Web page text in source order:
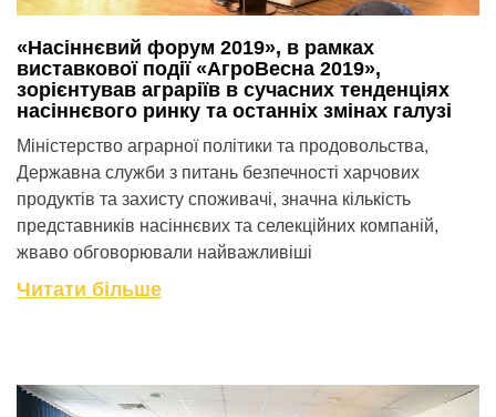
«Наcіннєвий форум 2019», в рамках
виставкової події «АгроВесна 2019»,
зорієнтував аграріїв в сучасних тенденціях
насіннєвого ринку та останніх змінах галузі
Міністерство аграрної політики та продовольства,
Державна служби з питань безпечності харчових
продуктів та захисту споживачі, значна кількість
представників насіннєвих та селекційних компаній,
жваво обговорювали найважливіші
Читати більше